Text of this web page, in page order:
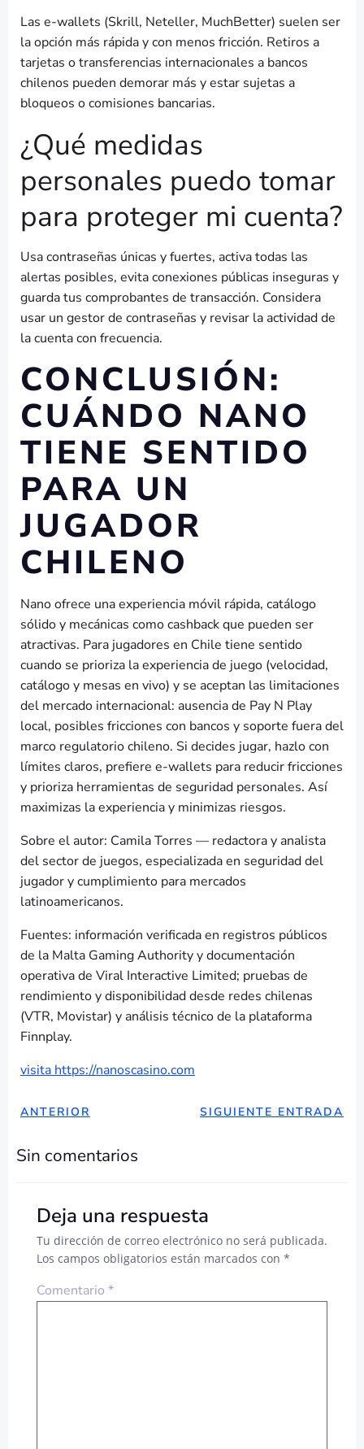
Las e-wallets (Skrill, Neteller, MuchBetter) suelen ser
la opción más rápida y con menos fricción. Retiros a
tarjetas o transferencias internacionales a bancos
chilenos pueden demorar más y estar sujetas a
bloqueos o comisiones bancarias.
¿Qué medidas
personales puedo tomar
para proteger mi cuenta?
Usa contraseñas únicas y fuertes, activa todas las
alertas posibles, evita conexiones públicas inseguras y
guarda tus comprobantes de transacción. Considera
usar un gestor de contraseñas y revisar la actividad de
la cuenta con frecuencia.
CONCLUSIÓN:
CUÁNDO NANO
TIENE SENTIDO
PARA UN
JUGADOR
CHILENO
Nano ofrece una experiencia móvil rápida, catálogo
sólido y mecánicas como cashback que pueden ser
atractivas. Para jugadores en Chile tiene sentido
cuando se prioriza la experiencia de juego (velocidad,
catálogo y mesas en vivo) y se aceptan las limitaciones
del mercado internacional: ausencia de Pay N Play
local, posibles fricciones con bancos y soporte fuera del
marco regulatorio chileno. Si decides jugar, hazlo con
límites claros, prefiere e-wallets para reducir fricciones
y prioriza herramientas de seguridad personales. Así
maximizas la experiencia y minimizas riesgos.
Sobre el autor: Camila Torres — redactora y analista
del sector de juegos, especializada en seguridad del
jugador y cumplimiento para mercados
latinoamericanos.
Fuentes: información verificada en registros públicos
de la Malta Gaming Authority y documentación
operativa de Viral Interactive Limited; pruebas de
rendimiento y disponibilidad desde redes chilenas
(VTR, Movistar) y análisis técnico de la plataforma
Finnplay.
visita https://nanoscasino.com
NAVEGACIÓN
DE
ANTERIOR SIGUIENTE ENTRADA
Sin comentarios
Deja una respuesta
Tu dirección de correo electrónico no será publicada.
Los campos obligatorios están marcados con *
Comentario *